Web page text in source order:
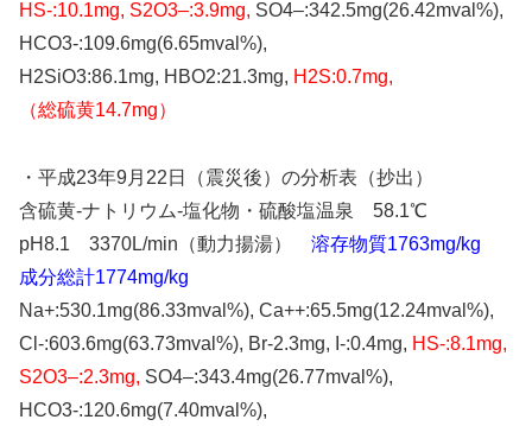
HS-:10.1mg, S2O3–:3.9mg, SO4–:342.5mg(26.42mval%),
HCO3-:109.6mg(6.65mval%),
H2SiO3:86.1mg, HBO2:21.3mg, H2S:0.7mg,
（総硫黄14.7mg）
・平成23年9月22日（震災後）の分析表（抄出）
含硫黄-ナトリウム-塩化物・硫酸塩温泉 58.1℃
pH8.1 3370L/min（動力揚湯） 溶存物質1763mg/kg
成分総計1774mg/kg
Na+:530.1mg(86.33mval%), Ca++:65.5mg(12.24mval%),
Cl-:603.6mg(63.73mval%), Br-2.3mg, I-:0.4mg, HS-:8.1mg,
S2O3–:2.3mg, SO4–:343.4mg(26.77mval%),
HCO3-:120.6mg(7.40mval%),